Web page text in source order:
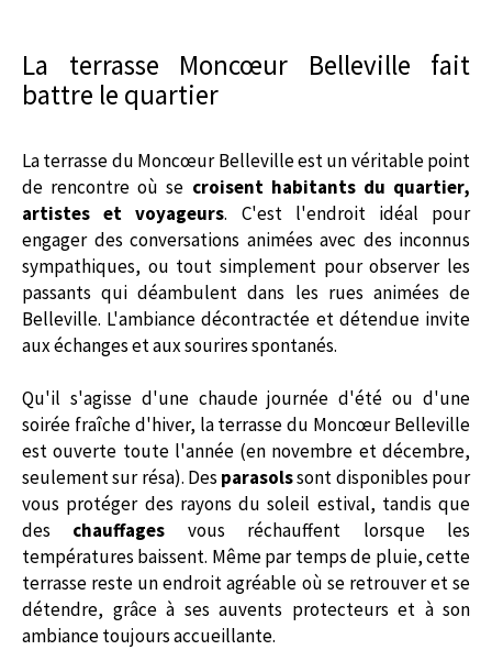
La terrasse Moncœur Belleville fait
battre le quartier
La terrasse du Moncœur Belleville est un véritable point
de rencontre où se croisent habitants du quartier,
artistes et voyageurs. C'est l'endroit idéal pour
engager des conversations animées avec des inconnus
sympathiques, ou tout simplement pour observer les
passants qui déambulent dans les rues animées de
Belleville. L'ambiance décontractée et détendue invite
aux échanges et aux sourires spontanés.
Qu'il s'agisse d'une chaude journée d'été ou d'une
soirée fraîche d'hiver, la terrasse du Moncœur Belleville
est ouverte toute l'année (en novembre et décembre,
seulement sur résa). Des parasolssont disponibles pour
vous protéger des rayons du soleil estival, tandis que
des chauffages vous réchauffent lorsque les
températures baissent. Même par temps de pluie, cette
terrasse reste un endroit agréable où se retrouver et se
détendre, grâce à ses auvents protecteurs et à son
ambiance toujours accueillante.